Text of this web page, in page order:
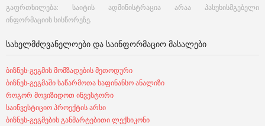
გაფრთხილება: საიტის ადმინისტრაცია არაა პასუხისმგებელი
ინფორმაციის სისწორეზე.
ᲡᲐᲮᲔᲚᲛᲫᲦᲕᲐᲜᲔᲚᲝᲔᲑᲘ ᲓᲐ ᲡᲐᲘᲜᲤᲝᲠᲛᲐᲪᲘᲝ ᲛᲐᲡᲐᲚᲔᲑᲘ
ბიზნეს-გეგმის მომზადების მეთოდური
ბიზნეს-გეგმაში საწარმოთა საფინანსო ანალიზი
როგორ მოვიზიდოთ ინვესტორი
საინვესტიციო პროექტის არსი
ბიზნეს-გეგმების განმარტებითი ლექსიკონი